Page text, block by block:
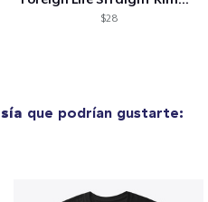
$28
que podrían gustarte: